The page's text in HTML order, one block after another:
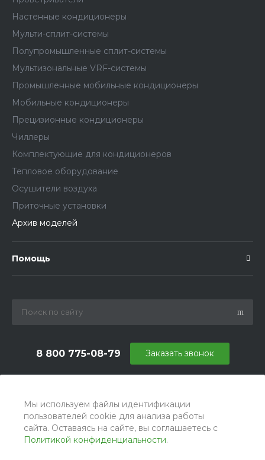
Мы используем файлы идентификации
пользователей cookie для анализа работы
сайта. Оставаясь на сайте, вы соглашаетесь с
Политикой конфиденциальности.
Настенные кондиционеры
Мульти-сплит-системы
Полупромышленные сплит-системы
Мультизональные VRF-системы
Промышленные мобильные кондиционеры
Мобильные кондиционеры
Прецизионные кондиционеры
Чиллеры
Комплектующие для кондиционеров
Тепловое оборудование
Осушители воздуха
Приточные установки
Архив моделей
Помощь
8 800 775-08-79
г. Москва, БЦ Вятский, ул. Вятская д.70, офис 715
Заказать звонок